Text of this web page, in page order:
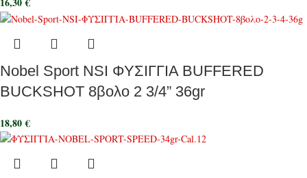
Nobel Sport NSI ΦΥΣΙΓΓΙΑ BUFFERED
BUCKSHOT 8βολο 2 3/4” 36gr
18,80€